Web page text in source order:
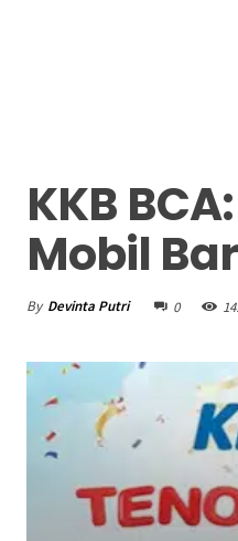
KKB
Mobil
By Devinta Putri 0